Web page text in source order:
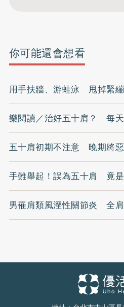
你可能還會想看
用手扶牆、游蛙泳 甩掉緊
樂閱讀／治好五十肩？ 每
五十肩初期不注意 晚期將
手難舉起！誤為五十肩 竟
男罹肩類風溼性關節炎 全